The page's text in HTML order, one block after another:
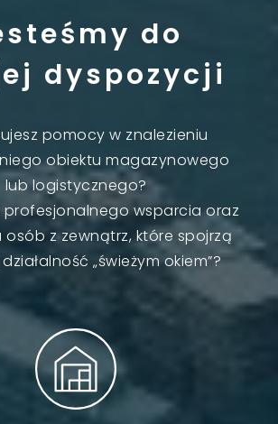
do
dyspozycji
pomocy w znalezieniu
obiektu magazynowego
lub logistycznego?
profesjonalnego wsparcia oraz
z zewnątrz, które spojrzą
„świeżym okiem”?